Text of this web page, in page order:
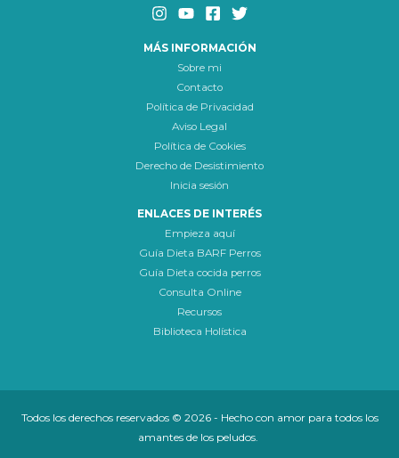
MÁS INFORMACIÓN
Sobre mi
Contacto
Política de Privacidad
Aviso Legal
Política de Cookies
Derecho de Desistimiento
Inicia sesión
ENLACES DE INTERÉS
Empieza aquí
Guía Dieta BARF Perros
Guía Dieta cocida perros
Consulta Online
Recursos
Biblioteca Holística
Todos los derechos reservados © 2026 - Hecho con amor para todos los
amantes de los peludos.